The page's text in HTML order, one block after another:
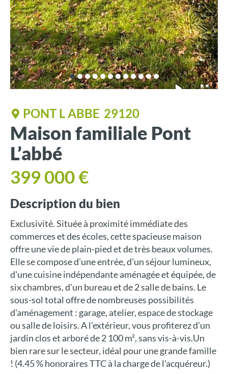
PONT L ABBE 29120
Maison familiale Pont
L’abbé
399 000 €
Description du bien
Exclusivité. Située à proximité immédiate des
commerces et des écoles, cette spacieuse maison
offre une vie de plain-pied et de très beaux volumes.
Elle se compose d'une entrée, d'un séjour lumineux,
d'une cuisine indépendante aménagée et équipée, de
six chambres, d'un bureau et de 2 salle de bains. Le
sous-sol total offre de nombreuses possibilités
d'aménagement : garage, atelier, espace de stockage
ou salle de loisirs. A l'extérieur, vous profiterez d'un
jardin clos et arboré de 2 100 m², sans vis-à-vis.Un
bien rare sur le secteur, idéal pour une grande famille
! (4.45 % honoraires TTC à la charge de l'acquéreur.)